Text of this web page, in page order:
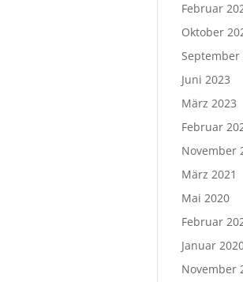
Februar
Oktober
September
Juni 2023
März 2023
Februar
November
März 2021
Mai 2020
Februar
Januar
November